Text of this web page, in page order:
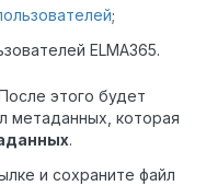
;
ELMA365.
этого будет
метаданных, которая
.
и сохраните файл